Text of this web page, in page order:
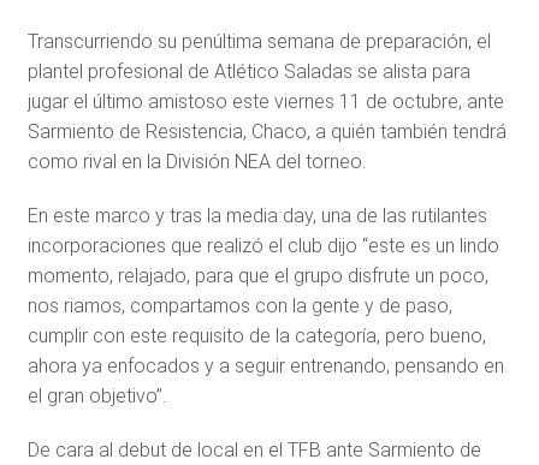
Transcurriendo su penúltima semana de preparación, el
plantel profesional de Atlético Saladas se alista para
jugar el último amistoso este viernes 11 de octubre, ante
Sarmiento de Resistencia, Chaco, a quién también tendrá
como rival en la División NEA del torneo.
En este marco y tras la media day, una de las rutilantes
incorporaciones que realizó el club dijo “este es un lindo
momento, relajado, para que el grupo disfrute un poco,
nos riamos, compartamos con la gente y de paso,
cumplir con este requisito de la categoría, pero bueno,
ahora ya enfocados y a seguir entrenando, pensando en
el gran objetivo”.
De cara al debut de local en el TFB ante Sarmiento de